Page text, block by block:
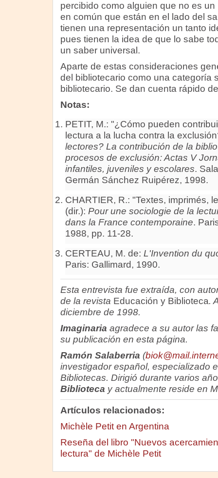
percibido como alguien que no es
en común que están en el lado del
tienen una representación un tanto
pues tienen la idea de que lo sabe
un saber universal.
Aparte de estas consideraciones
del bibliotecario como una categoría
bibliotecario. Se dan cuenta rápido
Notas:
PETIT, M.: "¿Cómo pueden
lectura a la lucha contra la
lectores? La contribución de la
procesos de exclusión: Actas V
infantiles, juveniles y escolares.
Germán Sánchez Ruipérez, 1998.
CHARTIER, R.: "Textes, imprimés,
(dir.): Pour une sociologie de la
dans la France contemporaine.
1988, pp. 11-28.
CERTEAU, M. de: L'Invention du
Paris: Gallimard, 1990.
Esta entrevista fue extraída, con
de la revista Educación y Biblioteca.
diciembre de 1998.
Imaginaria agradece a su autor las
su publicación en esta página.
Ramón Salaberria (
investigador español, especializado
Bibliotecas. Dirigió durante varios
Biblioteca y actualmente reside en
Artículos relacionados:
Michèle Petit en Argentina
Reseña del libro "Nuevos
lectura" de Michèle Petit